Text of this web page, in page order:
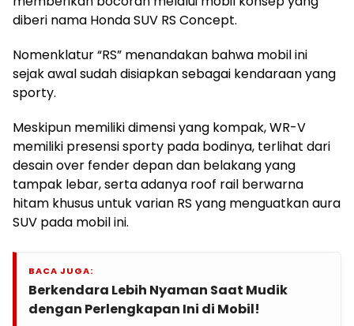
diberi nama Honda SUV RS Concept.
Nomenklatur “RS” menandakan bahwa mobil ini
sejak awal sudah disiapkan sebagai kendaraan yang
sporty.
Meskipun memiliki dimensi yang kompak, WR-V
memiliki presensi sporty pada bodinya, terlihat dari
desain over fender depan dan belakang yang
tampak lebar, serta adanya roof rail berwarna
hitam khusus untuk varian RS yang menguatkan aura
SUV pada mobil ini.
BACA JUGA:
Berkendara Lebih Nyaman Saat Mudik
dengan Perlengkapan Ini di Mobil!